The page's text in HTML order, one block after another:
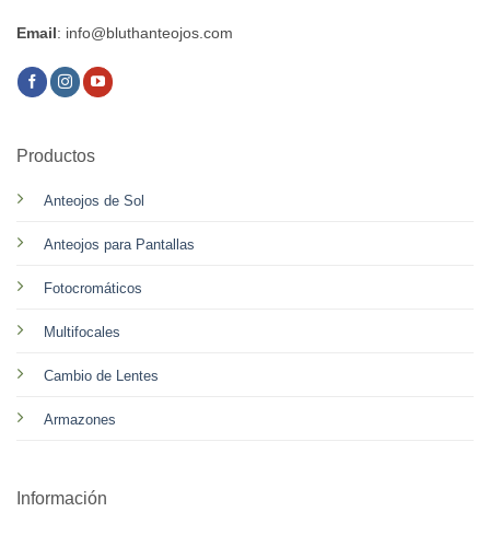
Productos
Anteojos de Sol
Anteojos para Pantallas
Fotocromáticos
Multifocales
Cambio de Lentes
Armazones
Información
Email: info@bluthanteojos.com